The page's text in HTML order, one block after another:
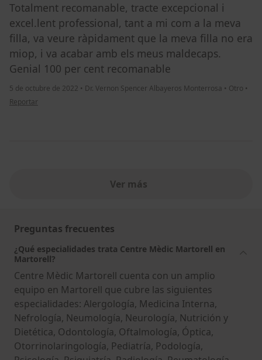
Totalment recomanable, tracte excepcional i
excel.lent professional, tant a mi com a la meva
filla, va veure ràpidament que la meva filla no era
miop, i va acabar amb els meus maldecaps.
Genial 100 per cent recomanable
5 de octubre de 2022 • Dr. Vernon Spencer Albayeros Monterrosa • Otro •
en opinión del usuario MON
Reportar
Ver más
Preguntas frecuentes
¿Qué especialidades trata Centre Mèdic Martorell en
Martorell?
Centre Mèdic Martorell cuenta con un amplio
equipo en Martorell que cubre las siguientes
especialidades: Alergología, Medicina Interna,
Nefrología, Neumología, Neurología, Nutrición y
Dietética, Odontología, Oftalmología, Óptica,
Otorrinolaringología, Pediatría, Podología,